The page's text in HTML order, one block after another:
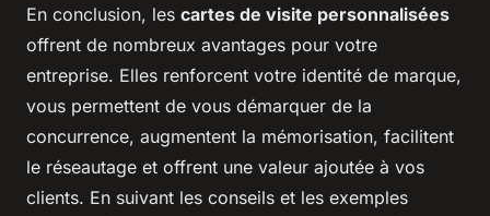
En conclusion, les cartes de visite personnalisées
offrent de nombreux avantages pour votre
entreprise. Elles renforcent votre identité de marque,
vous permettent de vous démarquer de la
concurrence, augmentent la mémorisation, facilitent
le réseautage et offrent une valeur ajoutée à vos
clients. En suivant les conseils et les exemples